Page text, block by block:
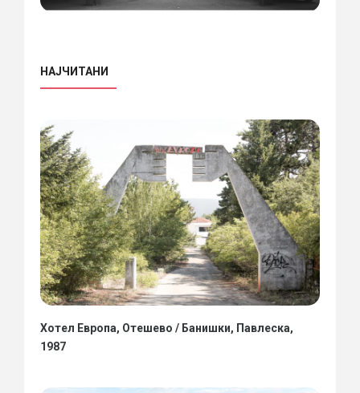
НАЈЧИТАНИ
Хотел Европа, Отешево / Банишки, Павлеска,
1987